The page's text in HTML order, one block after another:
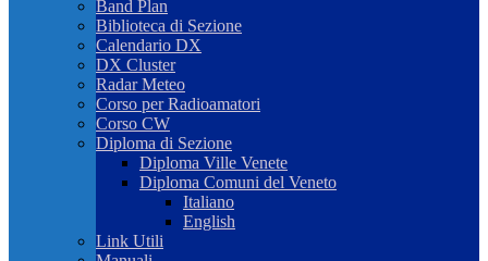
Band Plan
Biblioteca di Sezione
Calendario DX
DX Cluster
Radar Meteo
Corso per Radioamatori
Corso CW
Diploma di Sezione
Diploma Ville Venete
Diploma Comuni del Veneto
Italiano
English
Link Utili